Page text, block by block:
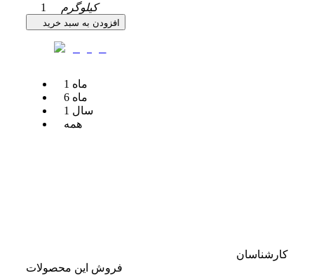
1
کیلوگرم
افزودن به سبد خرید
1 ماه
6 ماه
1 سال
همه
کارشناسان
فروش این محصولات